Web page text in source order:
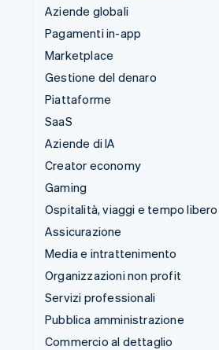
Aziende globali
Pagamenti in-app
Marketplace
Gestione del denaro
Piattaforme
SaaS
Aziende di IA
Creator economy
Gaming
Ospitalità, viaggi e tempo libero
Assicurazione
Media e intrattenimento
Organizzazioni non profit
Servizi professionali
Pubblica amministrazione
Commercio al dettaglio